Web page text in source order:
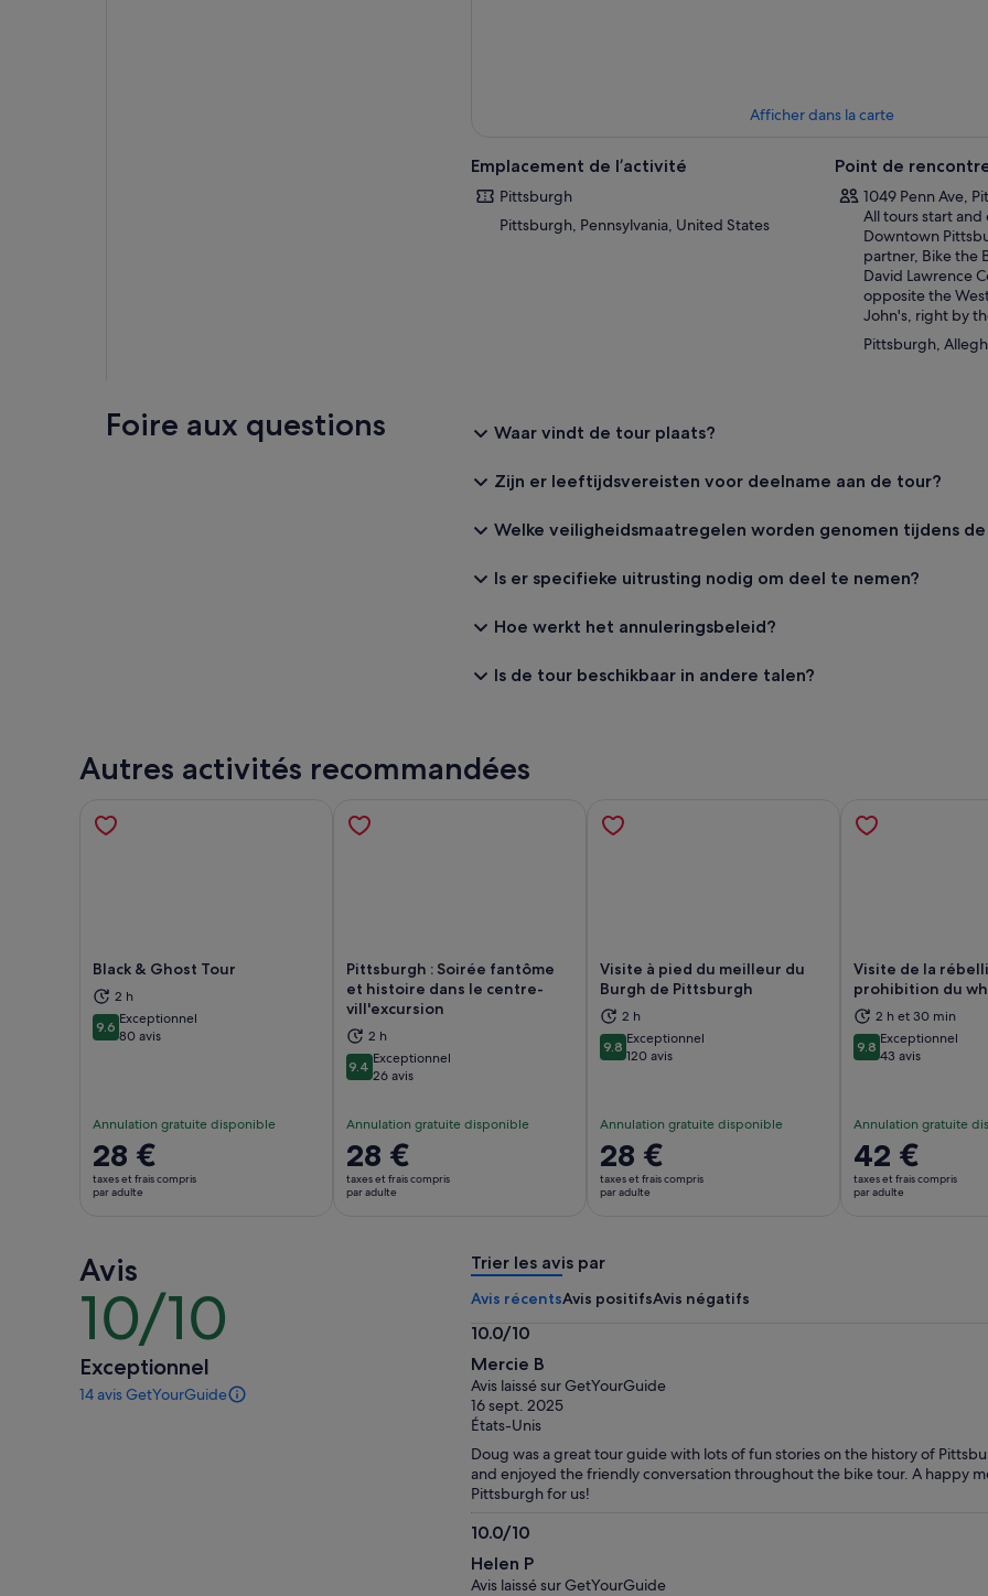
Afficher dans la carte
Emplacement de l’activité
Pittsburgh
Pittsburgh, Pennsylvania, United States
Point de
1049 Penn Ave,
All tours start and
Downtown
partner, Bike the
David Lawrence
opposite the
John's, right by
Pittsburgh,
Foire aux questions Waar vindt de tour plaats?
Zijn er leeftijdsvereisten voor deelname aan de tour?
Welke veiligheidsmaatregelen worden genomen tijdens
Is er specifieke uitrusting nodig om deel te nemen?
Hoe werkt het annuleringsbeleid?
Is de tour beschikbaar in andere talen?
Autres activités recommandées
Black & Ghost Tour
2 h
9.69.6 sur 10
Exceptionnel
80 avis
Annulation gratuite disponible
Le
prix
est
adulte
28 €
taxes et frais compris
par adulte
S’ouvre dans un nouvel onglet.
Pittsburgh : Soirée fantôme
et histoire dans le centre-
vill'excursion
2 h
9.49.4 sur 10
Exceptionnel
26 avis
Annulation gratuite disponible
Le
prix
est
28 €
taxes et frais compris
par adulte
S’ouvre dans un nouvel onglet.
Visite à pied du meilleur du
Burgh de Pittsburgh
2 h
9.89.8 sur 10
Exceptionnel
120 avis
Annulation gratuite disponible
Le
prix
est
adulte
28 €
taxes et frais compris
par adulte
S’ouvre dans un nouvel onglet.
Visite de la
prohibition du
2 h et 30 min
9.89.8 sur 10
Exceptionnel
43 avis
Annulation gratuite
Le
prix
est
42 €
taxes et frais compris
par adulte
Avis
10/10
10
10
Exceptionnel
14 avis GetYourGuide
14 avis
Trier les avis par
Avis récentsAvis positifsAvis négatifs
10.0/10
10.0
sur
10
Mercie B
Avis laissé sur GetYourGuide
16 sept. 2025
États-Unis
Doug was a great tour guide with lots of fun stories on the history of
and enjoyed the friendly conversation throughout the bike tour. A happy
Pittsburgh for us!
10.0/10
10.0
sur
Helen P
Avis laissé sur GetYourGuide